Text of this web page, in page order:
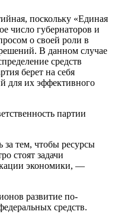
поскольку «Единая
число губернаторов и
о своей роли в
В данном случае
средств
берет на себя
для их эффективного
партии
тем, чтобы ресурсы
стоят задачи
экономики, —
развитие по-
средств.